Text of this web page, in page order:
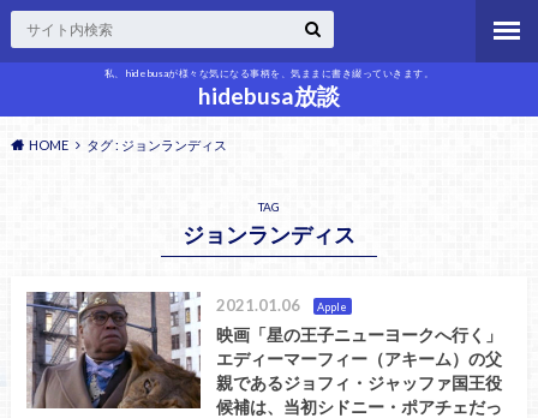
私、hidebusaが様々な気になる事柄を、気ままに書き綴っていきます。
hidebusa放談
HOME タグ : ジョンランディス
TAG
ジョンランディス
2021.01.06 Apple
映画「星の王子ニューヨークへ行く」
エディーマーフィー（アキーム）の父
親であるジョフィ・ジャッファ国王役
候補は、当初シドニー・ポアチェだっ